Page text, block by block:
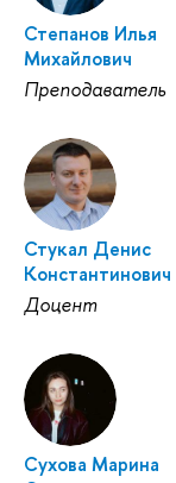
Степанов Илья
Михайлович
Преподаватель
Стукал Денис
Константинович
Доцент
Сухова Марина